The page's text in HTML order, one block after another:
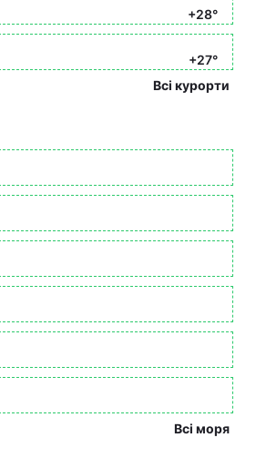
+28°
+27°
Всі курорти
Всі моря